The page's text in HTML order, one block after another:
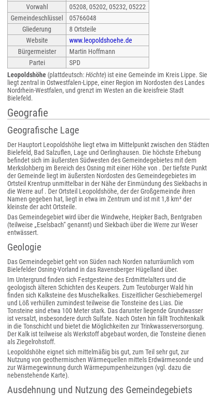
Vorwahl
05208, 05202, 05232, 05222
Gemeindeschlüssel
05766048
Gliederung
8 Ortsteile
Website
www.leopoldshoehe.de
Bürgermeister
Martin Hoffmann
Partei
SPD
Leopoldshöhe (plattdeutsch:Höchte) ist eine Gemeinde im Kreis Lippe. Sie
liegt zentral in Ostwestfalen-Lippe, einer Region im Nordosten des Landes
Nordrhein-Westfalen, und grenzt im Westen an die kreisfreie Stadt
Bielefeld.
Geografie
Geografische Lage
Der Hauptort Leopoldshöhe liegt etwa im Mittelpunkt zwischen den Städten
Bielefeld, Bad Salzuflen, Lage und Oerlinghausen. Die höchste Erhebung
befindet sich im äußersten Südwesten des Gemeindegebietes mit dem
Merkslohberg im Bereich des Osning mit einer Höhe von . Der tiefste Punkt
der Gemeinde liegt im äußersten Nordosten des Gemeindegebietes im
Ortsteil Krentrup unmittelbar in der Nähe der Einmündung des Siekbachs in
die Werre auf . Der Ortsteil Leopoldshöhe, der der Großgemeinde ihren
Namen gegeben hat, liegt in etwa im Zentrum und ist mit 1,8 km² der
kleinste der acht Ortsteile.
Das Gemeindegebiet wird über die Windwehe, Heipker Bach, Bentgraben
(teilweise „Eselsbach“ genannt) und Siekbach über die Werre zur Weser
entwässert.
Geologie
Das Gemeindegebiet geht von Süden nach Norden naturräumlich vom
Bielefelder Osning-Vorland in das Ravensberger Hügelland über.
Im Untergrund finden sich Festgesteine des Erdmittelalters und die
geologisch älteren Schichten des Keupers. Zum Teutoburger Wald hin
finden sich Kalksteine des Muschelkalkes. Eiszeitlicher Geschiebemergel
und Löß verhüllen zumindest teilweise die Tonsteine des Lias. Die
Tonsteine sind etwa 100 Meter stark. Das darunter liegende Grundwasser
ist versalzt, insbesondere durch Sulfate. Nach Osten hin fällt Trochitenkalk
in die Tonschicht und bietet die Möglichkeiten zur Trinkwasserversorgung.
Der Kalk ist teilweise als Werkstoff abgebaut worden, die Tonsteine dienen
als Ziegelrohstoff.
Leopoldshöhe eignet sich mittelmäßig bis gut, zum Teil sehr gut, zur
Nutzung von geothermischen Wärmequellen mittels Erdwärmesonde und
zur Wärmegewinnung durch Wärmepumpenheizungen (vgl. dazu die
nebenstehende Karte).
Ausdehnung und Nutzung des Gemeindegebiets